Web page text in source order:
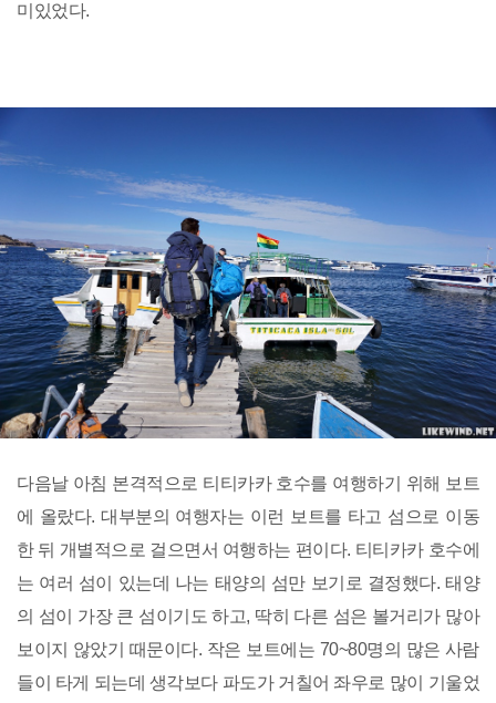
미있었다.
다음날 아침 본격적으로 티티카카 호수를 여행하기 위해 보트
에 올랐다. 대부분의 여행자는 이런 보트를 타고 섬으로 이동
한 뒤 개별적으로 걸으면서 여행하는 편이다. 티티카카 호수에
는 여러 섬이 있는데 나는 태양의 섬만 보기로 결정했다. 태양
의 섬이 가장 큰 섬이기도 하고, 딱히 다른 섬은 볼거리가 많아
보이지 않았기 때문이다. 작은 보트에는 70~80명의 많은 사람
들이 타게 되는데 생각보다 파도가 거칠어 좌우로 많이 기울었